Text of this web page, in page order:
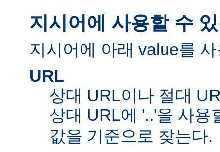
지시어에 사용할 수
지시어에 아래 value를
URL
상대 URL이나 절대
상대 URL에 '..'을 사용
값을 기준으로 찾는다.